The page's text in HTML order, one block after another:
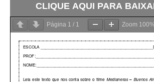
CLIQUE AQUI PARA
Página 1 / 1 Zoom 100%